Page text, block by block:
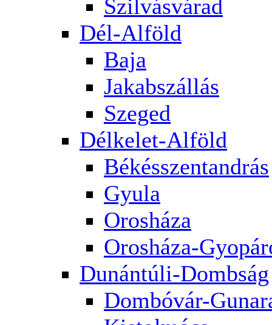
Szilvásvárad
Dél-Alföld
Baja
Jakabszállás
Szeged
Délkelet-Alföld
Békésszentandrás
Gyula
Orosháza
Orosháza-
Dunántúli-Dombság
Dombóvár-